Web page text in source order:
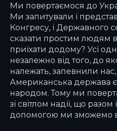
Ми повертаємося до
Ми запитували і
Конгресу, і Державного
сказати простим людям в
приїхати додому? Усі
незалежно від того, до
належать, запевнили
Американська держава
народом. Тому ми
зі світлом надії, що разом
допомогою ми зможемо